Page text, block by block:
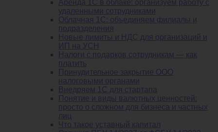
Аренда 1С в облаке: организуем работу с
удаленными сотрудниками
Облачная 1С: объединяем филиалы и
подразделения
Новые лимиты и НДС для организаций и
ИП на УСН
Налоги с подарков сотрудникам — как
платить
Принудительное закрытие ООО
налоговыми органами
Внедряем 1С для стартапа
Понятие и виды валютных ценностей:
просто о сложном для бизнеса и частных
лиц
Что такое уставный капитал